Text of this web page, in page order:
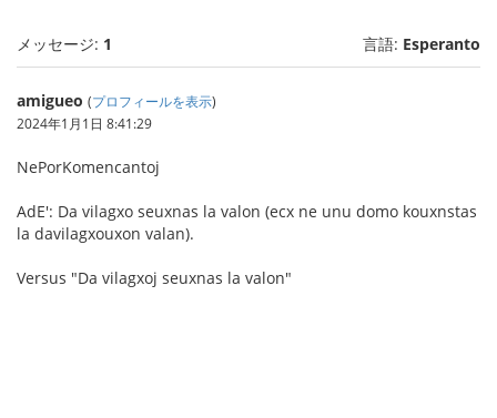
メッセージ: 1 言語: Esperanto
amigueo (プロフィールを表示)
2024年1月1日 8:41:29
NePorKomencantoj
AdE': Da vilagxo seuxnas la valon (ecx ne unu domo kouxnstas
la davilagxouxon valan).
Versus "Da vilagxoj seuxnas la valon"